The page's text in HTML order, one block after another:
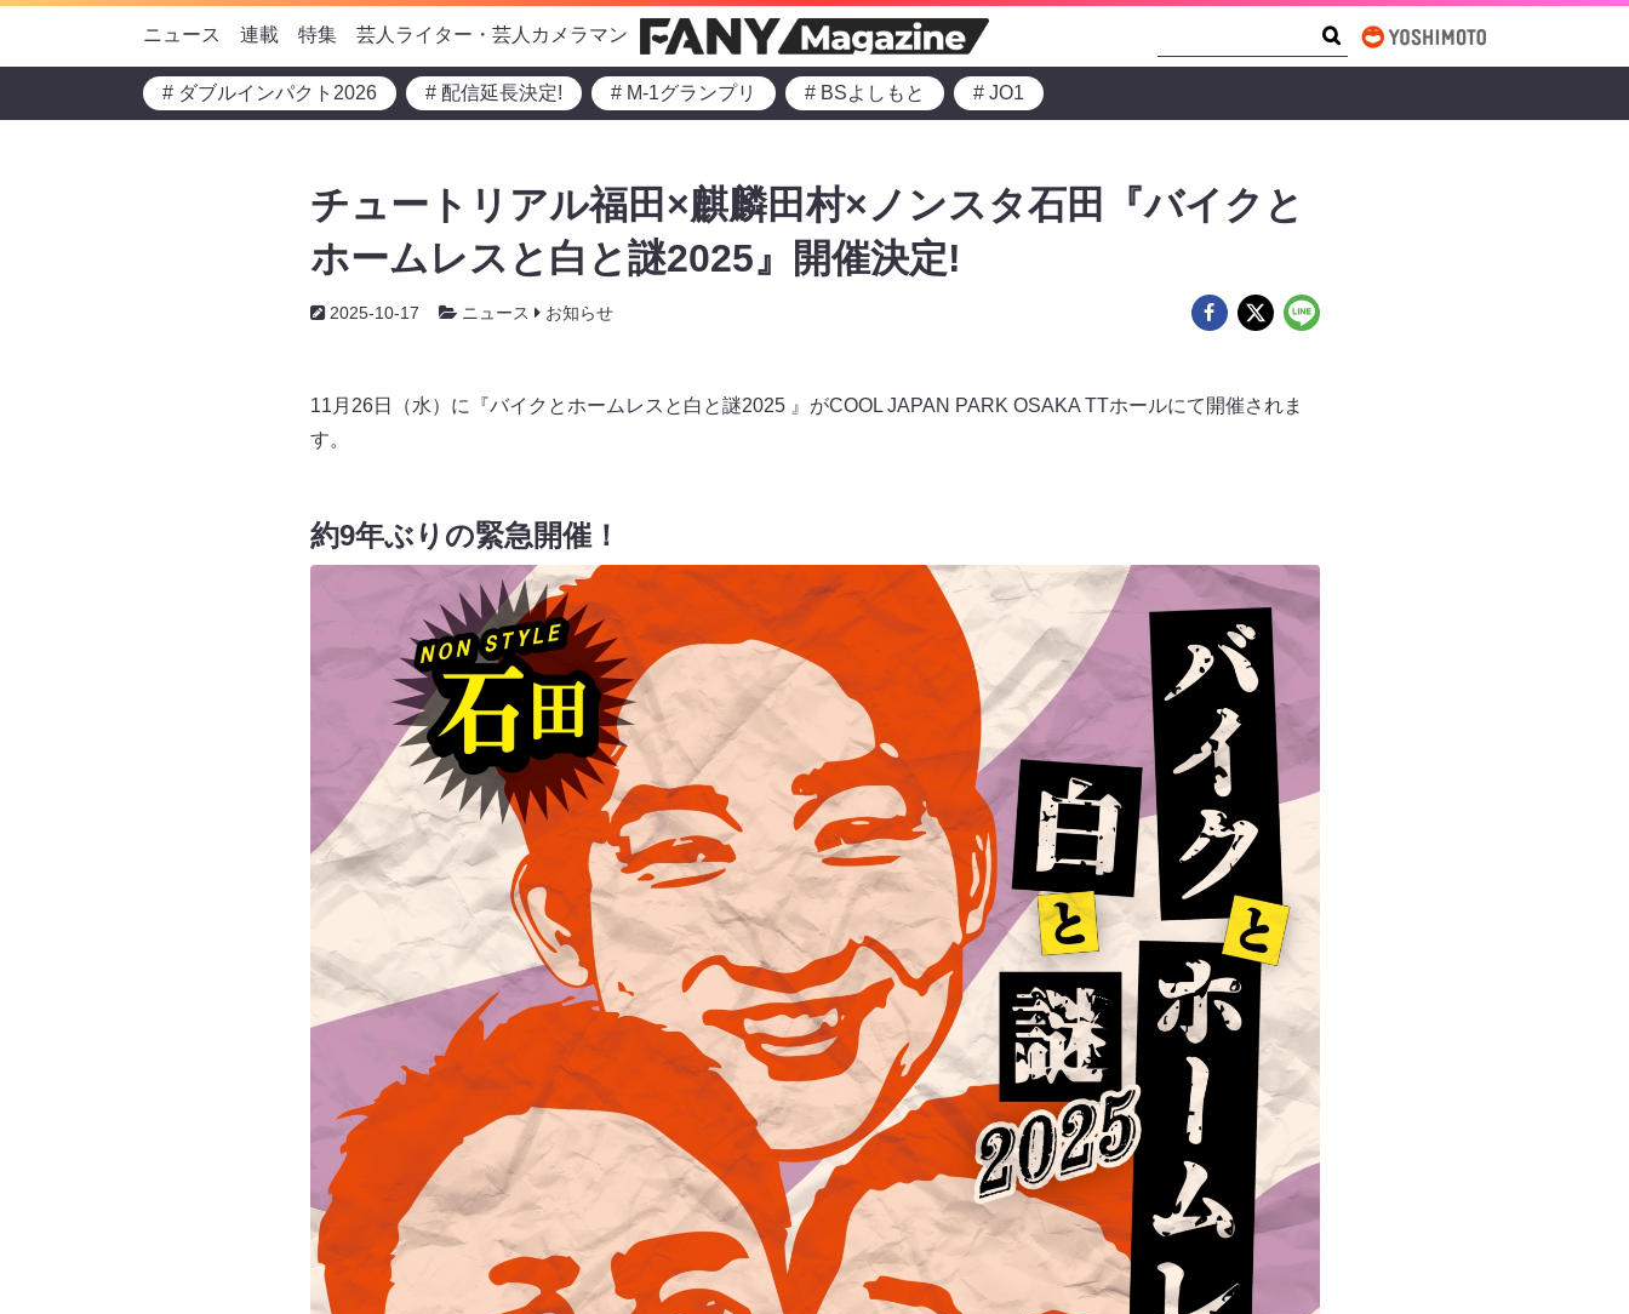
ニュース 連載 特集 芸人ライター・芸人カメラマン
# ダブルインパクト2026 # 配信延長決定! # M-1グランプリ # BSよしもと # JO1
チュートリアル福田×麒麟田村×ノンスタ石田『バイクと
ホームレスと白と謎2025』開催決定!
2025-10-17 ニュース お知らせ
11月26日（水）に『バイクとホームレスと白と謎2025 』がCOOL JAPAN PARK OSAKA TTホールにて開催されま
す。
約9年ぶりの緊急開催！